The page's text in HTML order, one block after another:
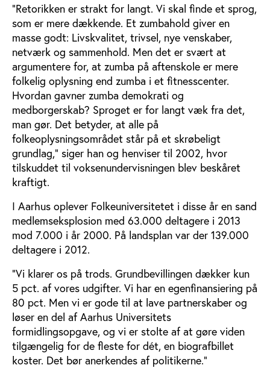
”Retorikken er strakt for langt. Vi skal finde et sprog,
som er mere dækkende. Et zumbahold giver en
masse godt: Livskvalitet, trivsel, nye venskaber,
netværk og sammenhold. Men det er svært at
argumentere for, at zumba på aftenskole er mere
folkelig oplysning end zumba i et fitnesscenter.
Hvordan gavner zumba demokrati og
medborgerskab? Sproget er for langt væk fra det,
man gør. Det betyder, at alle på
folkeoplysningsområdet står på et skrøbeligt
grundlag,” siger han og henviser til 2002, hvor
tilskuddet til voksenundervisningen blev beskåret
kraftigt.
I Aarhus oplever Folkeuniversitetet i disse år en sand
medlemseksplosion med 63.000 deltagere i 2013
mod 7.000 i år 2000. På landsplan var der 139.000
deltagere i 2012.
”Vi klarer os på trods. Grundbevillingen dækker kun
5 pct. af vores udgifter. Vi har en egenfinansiering på
80 pct. Men vi er gode til at lave partnerskaber og
løser en del af Aarhus Universitets
formidlingsopgave, og vi er stolte af at gøre viden
tilgængelig for de fleste for dét, en biografbillet
koster. Det bør anerkendes af politikerne.”